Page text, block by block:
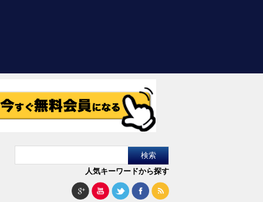
人気キーワードから探す